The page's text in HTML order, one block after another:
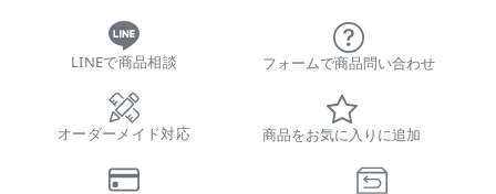
LINEで商品相談 フォームで商品問い合わせ
オーダーメイド対応 商品をお気に入りに追加